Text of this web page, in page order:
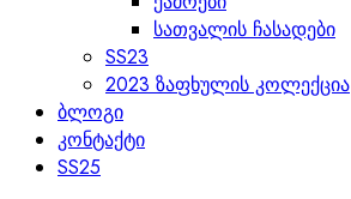
სათვალის ჩასადები
SS23
2023 ზაფხულის კოლექცია
ბლოგი
კონტაქტი
SS25